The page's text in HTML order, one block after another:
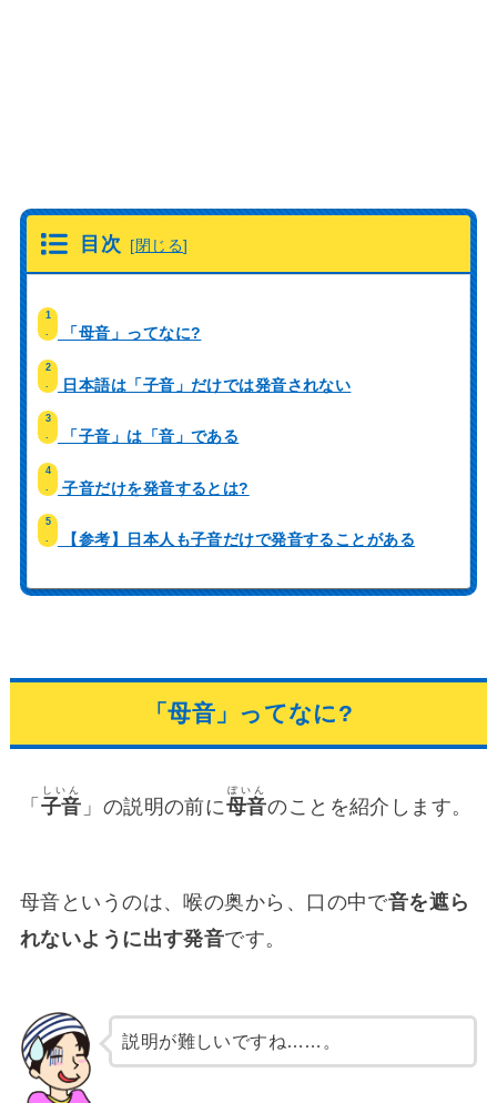
目次 [閉じる]
1
.
「母音」ってなに?
2
日本語は「子音」だけでは発音されない
3
.
「子音」は「音」である
4
子音だけを発音するとは?
5
【参考】日本人も子音だけで発音することがある
「母音」ってなに?
「 子音
しいん
」の説明の前に母音
ぼいん
のことを紹介します。
母音というのは、喉の奥から、口の中で音を遮ら
れないように出す発音です。
説明が難しいですね……。